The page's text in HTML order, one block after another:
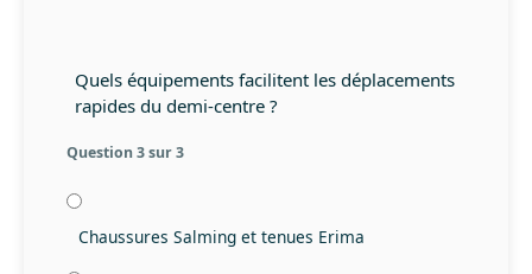
Question 3 sur 3
Quels équipements facilitent les déplacements
rapides du demi-centre ?
Chaussures Salming et tenues Erima